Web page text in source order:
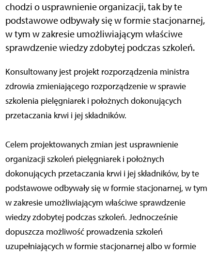
chodzi o usprawnienie organizacji, tak by te
podstawowe odbywały się w formie stacjonarnej,
w tym w zakresie umożliwiającym właściwe
sprawdzenie wiedzy zdobytej podczas szkoleń.
Konsultowany jest projekt rozporządzenia ministra
zdrowia zmieniającego rozporządzenie w sprawie
szkolenia pielęgniarek i położnych dokonujących
przetaczania krwi i jej składników.
Celem projektowanych zmian jest usprawnienie
organizacji szkoleń pielęgniarek i położnych
dokonujących przetaczania krwi i jej składników, by te
podstawowe odbywały się w formie stacjonarnej, w tym
w zakresie umożliwiającym właściwe sprawdzenie
wiedzy zdobytej podczas szkoleń. Jednocześnie
dopuszcza możliwość prowadzenia szkoleń
uzupełniających w formie stacjonarnej albo w formie